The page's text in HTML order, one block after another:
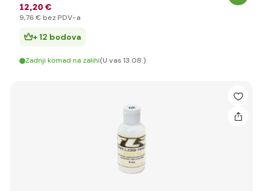
12,20 €
9,76 € bez PDV-a
+ 12 bodova
Zadnji komad na zalihi(U vas 13.08.)